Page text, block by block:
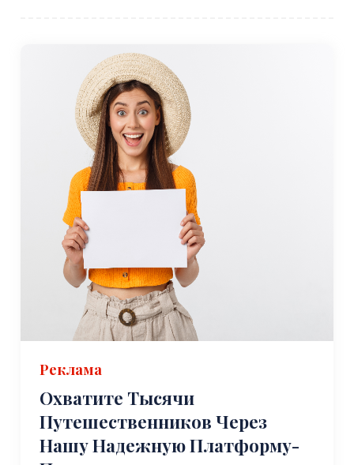
Реклама
Охватите Тысячи
Путешественников Через
Нашу Надежную Платформу-